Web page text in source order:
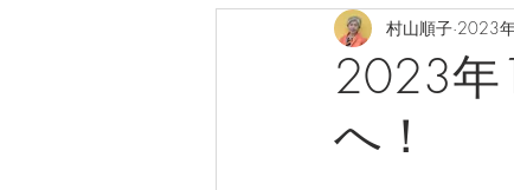
2023
へ！
村山順子 2023